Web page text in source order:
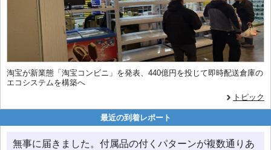
淘宝が新業態「淘宝コンビニ」を発表、440億円を投じて即時配送倉庫の
エコシステムを構築へ
トピック
最近の到着レポート
無事に届きました。付属品の付くパターンが複数通りあ